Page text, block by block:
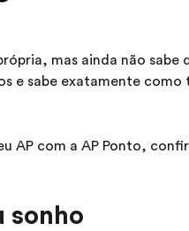
mas ainda não sabe
e sabe exatamente como
AP com a AP Ponto,
sonho